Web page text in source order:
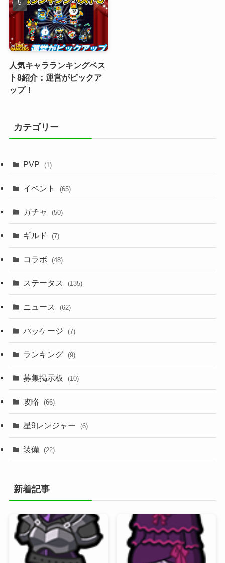
人気キャラランキングベス
ト8紹介：運営がピックア
ップ！
カテゴリー
PVP (1)
イベント (65)
ガチャ (50)
ギルド (7)
コラボ (48)
ステータス (135)
ニュース (62)
パッケージ (7)
ランキング (9)
募集掲示板 (10)
攻略 (66)
星9レンジャー (6)
装備 (22)
新着記事